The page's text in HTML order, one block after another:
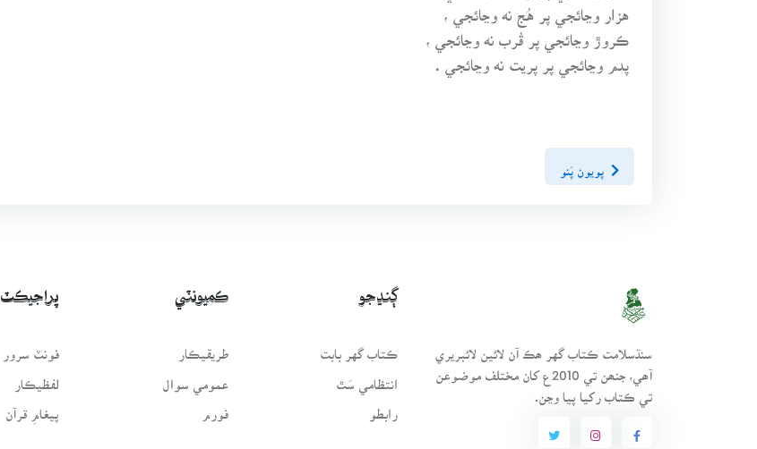
هزار وڃائجي پر هُج نه وڃائجي ،
ڪروڙ وڃائجي پر قُرب نه وڃائجي ،
پدم وڃائجي پر پريت نه وڃائجي .
پويون پَنو
سنڌسلامت ڪتاب گهر ھڪ آن لائين لائبريري
آھي، جنھن تي 2010ع کان مختلف موضوعن
تي ڪتاب رکيا پيا وڃن.
ڳنڍجو
ڪتاب گهر بابت
انتظامي سَٿ
رابطو
ڪميونٽي
طريقيڪار
عمومي سوال
فورم
پراجيڪٽ
فونٽ سرور
لفظيڪار
پيغامِ قرآن